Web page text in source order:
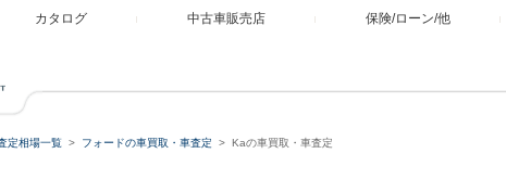
カタログ 中古車販売店 保険/ローン/他
定相場一覧 フォードの車買取・車査定 Kaの車買取・車査定